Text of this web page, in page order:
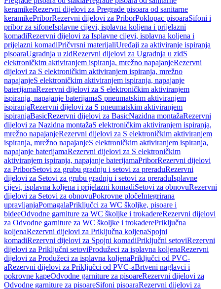
keramikeRezervni dijelovi za Pregrade pisoara od sanitarne
keramikePriborRezervni dijelovi za PriborPoklopac pisoaraSifoni i
pribor za sifoneIsplavne cijevi, isplavna koljena i prijelazni
komadiRezervni dijelovi za Isplavne cijevi, isplavna koljena i
prijelazni komadiPričvrsni materijaliUređaji za aktiviranje ispiranja
pisoaraUgradnja u zidRezervni dijelovi za Ugradnja u zidS
elektroničkim aktiviranjem ispiranja, mrežno napajanjeRezervni
dijelovi za S elektroničkim aktiviranjem ispiranja, mrežno
napajanjeS elektroničkim aktiviranjem ispiranja, napajanje
baterijamaRezervni dijelovi za S elektroničkim aktiviranjem
ispiranja, napajanje baterijamaS pneumatskim aktiviranjem
ispiranjaRezervni dijelovi za S pneumatskim aktiviranjem
ispiranjaBasicRezervni dijelovi za BasicNazidna montažaRezervni
dijelovi za Nazidna montažaS elektroničkim aktiviranjem ispiranja,
mrežno napajanjeRezervni dijelovi za S elektroničkim aktiviranjem
ispiranja, mrežno napajanjeS elektroničkim aktiviranjem ispiranja,
napajanje baterijamaRezervni dijelovi za S elektroničkim
aktiviranjem ispiranja, napajanje baterijamaPriborRezervni dijelovi
za PriborSetovi za grubu gradnju i setovi za preraduRezervni
dijelovi za Setovi za grubu gradnju i setovi za preraduIsplavne
cijevi, isplavna koljena i prijelazni komadiSetovi za obnovuRezervni
dijelovi za Setovi za obnovuPokrovne pločeIntegrirana
upravljanjaPomagalaPriključci za WC školjke, pisoare i
bideeOdvodne garniture za WC školjke i trokadereRezervni dijelovi
za Odvodne garniture za WC školjke i trokaderePriključna
koljenaRezervni dijelovi za Priključna koljenaSpojni
komadiRezervni dijelovi za Spojni komadiPriključni setoviRezervni
dijelovi za Priključni setoviProdužeci za isplavna koljenaRezervni
dijelovi za Produžeci za isplavna koljenaPriključci od PVC-
aRezervni dijelovi za Priključci od PVC-aBrtveni naglavci i
pokrovne kapeOdvodne garniture za pisoareRezervni dijelovi za
Odvodne garniture za pisoareSifoni pisoaraRezervni dijelovi za